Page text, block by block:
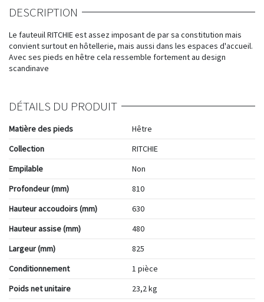
DESCRIPTION
Le fauteuil RITCHIE est assez imposant de par sa constitution mais
convient surtout en hôtellerie, mais aussi dans les espaces d'accueil.
Avec ses pieds en hêtre cela ressemble fortement au design
scandinave
DÉTAILS DU PRODUIT
Matière des pieds
Hêtre
Collection
RITCHIE
Empilable
Non
Profondeur (mm)
810
Hauteur accoudoirs (mm)
630
Hauteur assise (mm)
480
Largeur (mm)
825
Conditionnement
1 pièce
Poids net unitaire
23,2 kg